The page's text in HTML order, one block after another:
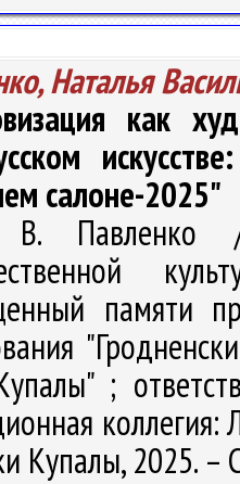
Наталья
как
салоне-2025"
Павленко //
памяти
;
коллегия:
Купалы, 2025. –